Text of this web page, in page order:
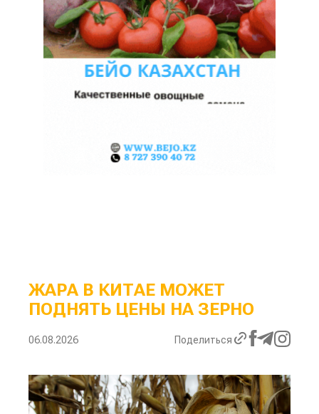
ЖАРА В КИТАЕ МОЖЕТ
ПОДНЯТЬ ЦЕНЫ НА ЗЕРНО
06.08.2026 Поделиться